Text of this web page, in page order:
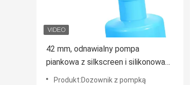
42 mm, odnawialny pompa
piankowa z silkscreen i silikonowa
szczoteczka do pielęgnacji skóry
Produkt:Dozownik z pompką